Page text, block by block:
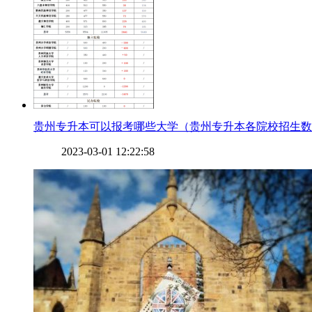
贵州专升本可以报考哪些大学（贵州专升本各院校招生
2023-03-01 12:22:58